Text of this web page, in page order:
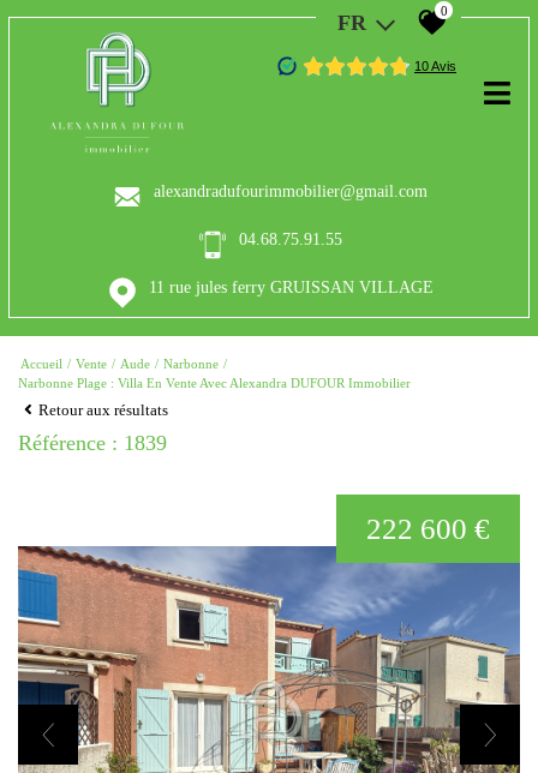
FR 0
alexandradufourimmobilier@gmail.com
04.68.75.91.55
11 rue jules ferry GRUISSAN VILLAGE
Accueil Vente Aude
Narbonne
Narbonne Plage : Villa En Vente Avec Alexandra DUFOUR Immobilier
Retour aux résultats
Référence : 1839
222 600 €